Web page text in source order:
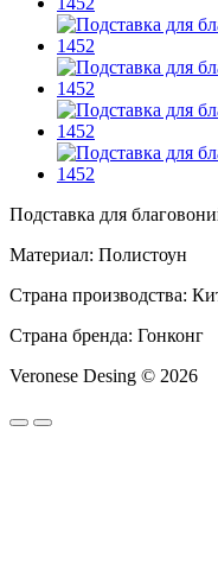
Подставка для
Материал: Полистоун
Страна производства:
Страна бренда: Гонконг
Veronese Desing © 2026